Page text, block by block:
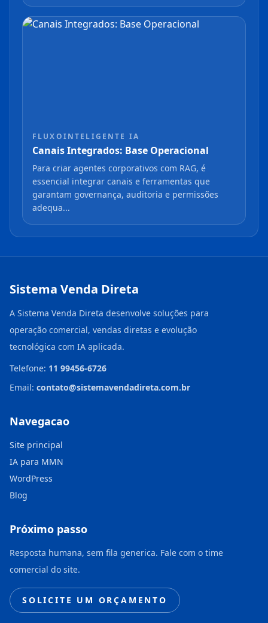
FLUXOINTELIGENTE IA
Canais Integrados: Base Operacional
Para criar agentes corporativos com RAG, é
essencial integrar canais e ferramentas que
garantam governança, auditoria e permissões
adequa...
Sistema Venda Direta
A Sistema Venda Direta desenvolve soluções para
operação comercial, vendas diretas e evolução
tecnológica com IA aplicada.
Telefone: 11 99456-6726
Email: contato@sistemavendadireta.com.br
Navegacao
Site principal
IA para MMN
WordPress
Blog
Próximo passo
Resposta humana, sem fila generica. Fale com o time
comercial do site.
SOLICITE UM ORÇAMENTO